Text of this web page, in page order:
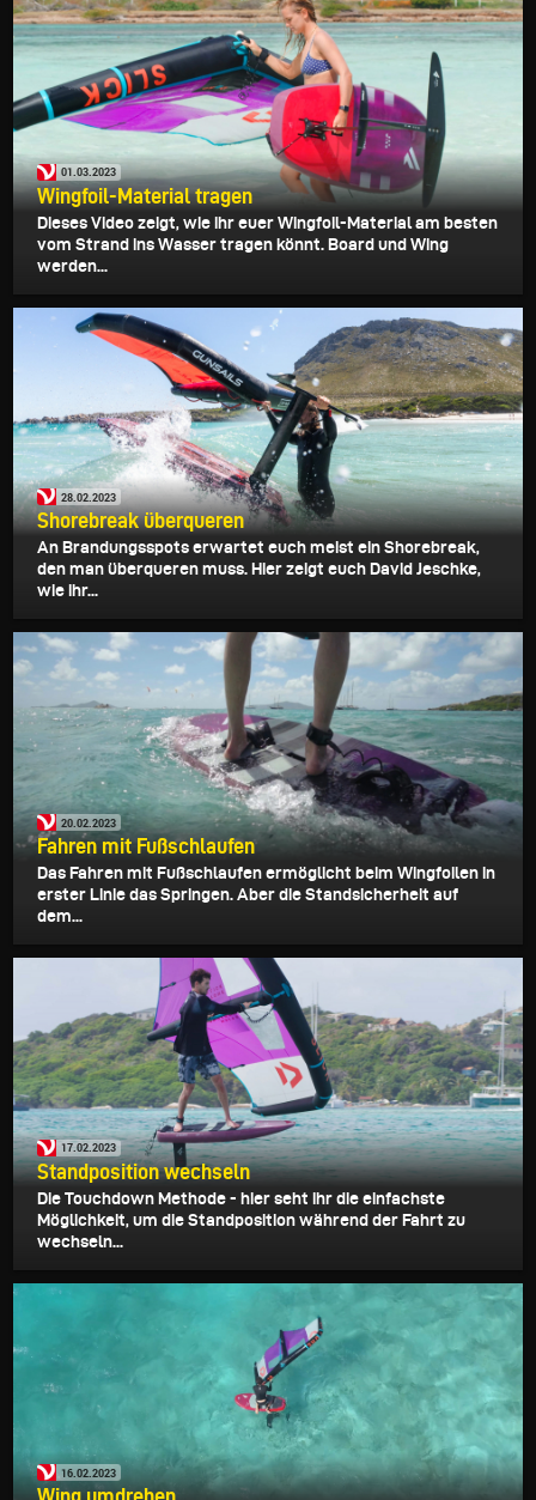
01.03.2023
Wingfoil-Material tragen
Dieses Video zeigt, wie ihr euer Wingfoil-Material am besten
vom Strand ins Wasser tragen könnt. Board und Wing
werden...
28.02.2023
Shorebreak überqueren
An Brandungsspots erwartet euch meist ein Shorebreak,
den man überqueren muss. Hier zeigt euch David Jeschke,
wie ihr...
20.02.2023
Fahren mit Fußschlaufen
Das Fahren mit Fußschlaufen ermöglicht beim Wingfoilen in
erster Linie das Springen. Aber die Standsicherheit auf
dem...
17.02.2023
Standposition wechseln
Die Touchdown Methode - hier seht ihr die einfachste
Möglichkeit, um die Standposition während der Fahrt zu
wechseln...
16.02.2023